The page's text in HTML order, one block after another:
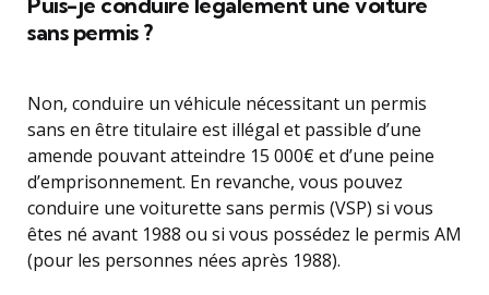
sans permis ?
Non, conduire un véhicule nécessitant un permis
sans en être titulaire est illégal et passible d’une
amende pouvant atteindre 15 000€ et d’une peine
d’emprisonnement. En revanche, vous pouvez
conduire une voiturette sans permis (VSP) si vous
êtes né avant 1988 ou si vous possédez le permis AM
(pour les personnes nées après 1988).